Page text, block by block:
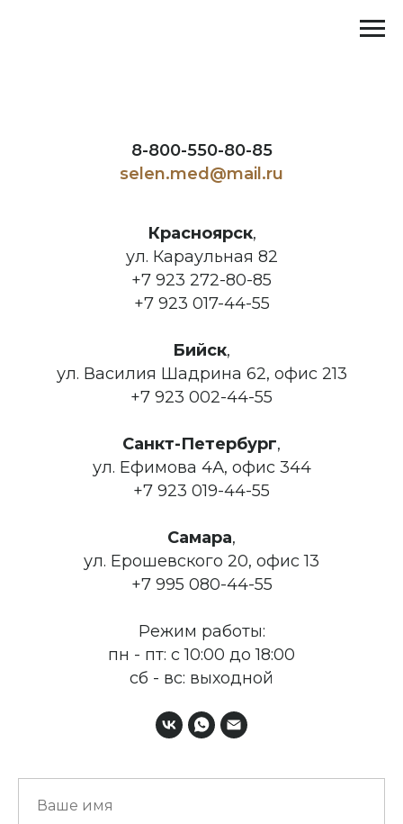
8-800-550-80-85
selen.med@mail.ru
Красноярск,
ул. Караульная 82
+7 923 272-80-85
+7 923 017-44-55
Бийск,
ул. Василия Шадрина 62, офис 213
+7 923 002-44-55
Санкт-Петербург,
ул. Ефимова 4А, офис 344
+7 923 019-44-55
Самара,
ул. Ерошевского 20, офис 13
+7 995 080-44-55
Режим работы:
пн - пт: с 10:00 до 18:00
сб - вс: выходной